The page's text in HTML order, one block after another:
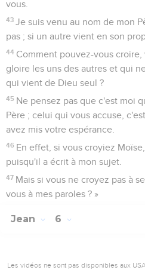
vous.
43 Je suis venu au nom de mon
pas ; si un autre vient en son
44 Comment pouvez-vous
gloire les uns des autres et qui
qui vient de Dieu seul ?
45 Ne pensez pas que c'est moi
Père ; celui qui vous accuse,
avez mis votre espérance.
46 En effet, si vous croyiez
puisqu'il a écrit à mon sujet.
47 Mais si vous ne croyez pas à
vous à mes paroles ? »
Jean 6
Les vidéos ne sont pas disponibles aux